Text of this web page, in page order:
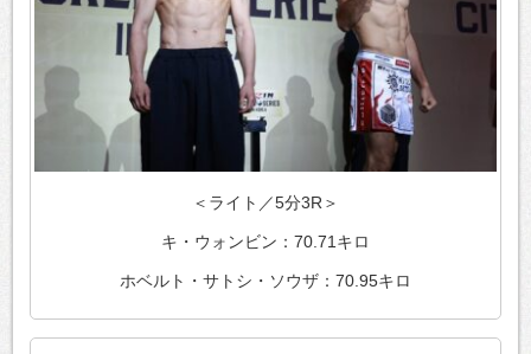
＜ライト／5分3R＞
キ・ウォンビン：70.71キロ
ホベルト・サトシ・ソウザ：70.95キロ